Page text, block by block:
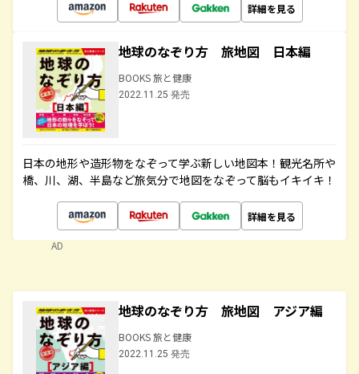
詳細を見る
地球のなぞり方 旅地図 日本編
BOOKS 旅と健康
2022.11.25 発売
日本の地形や造形物をなぞって学ぶ新しい地図本！観光名所や
橋、川、湖、半島など旅気分で地図をなぞって脳もイキイキ！
詳細を見る
AD
地球のなぞり方 旅地図 アジア編
BOOKS 旅と健康
2022.11.25 発売